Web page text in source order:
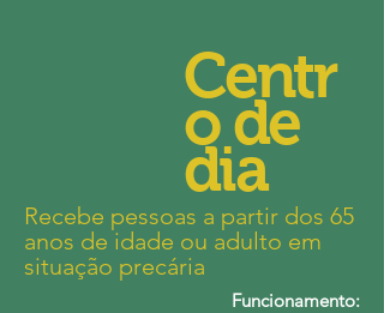
Centr
o de
dia
Recebe pessoas a partir dos 65
anos de idade ou adulto em
situação precária
Funcionamento: